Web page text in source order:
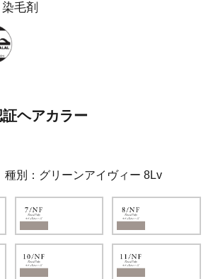
毛剤
ヘアカラー
種別 グリーンアイヴィー 8Lv